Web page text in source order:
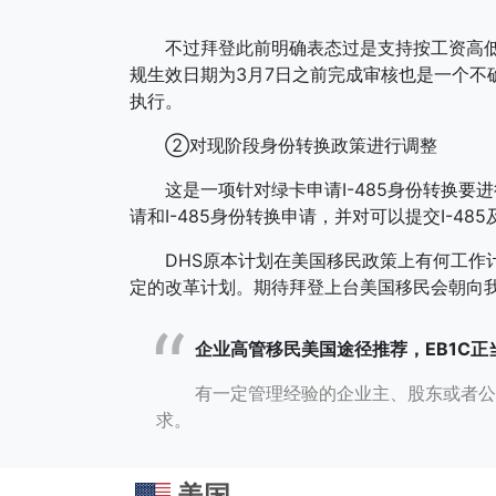
不过拜登此前明确表态过是支持按工资高低
规生效日期为3月7日之前完成审核也是一个
执行。
②对现阶段身份转换政策进行调整
这是一项针对绿卡申请I-485身份转换要进
请和I-485身份转换申请，并对可以提交I-485
DHS原本计划在美国移民政策上有何工作
定的改革计划。期待拜登上台美国移民会朝向
企业高管移民美国途径推荐，EB1C正
有一定管理经验的企业主、股东或者
求。